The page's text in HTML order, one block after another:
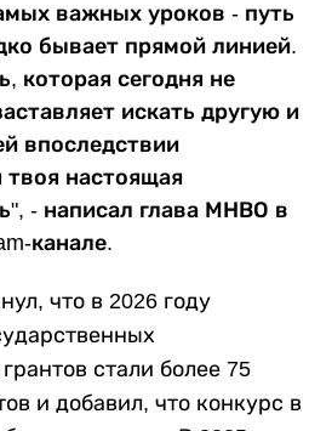
важных уроков - путь
бывает прямой линией.
которая сегодня не
искать другую и
впоследствии
твоя настоящая
- написал глава МНВО в
канале.
что в 2026 году
стали более 75
и добавил, что конкурс в